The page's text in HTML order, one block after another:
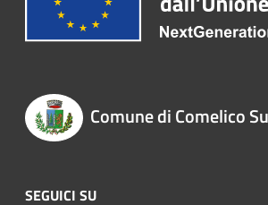
Comune di Comelico
SEGUICI SU